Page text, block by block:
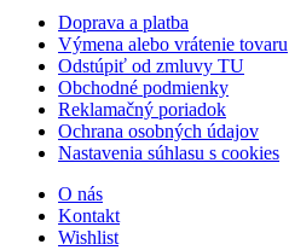
Doprava a platba
Výmena alebo vrátenie tovaru
Odstúpiť od zmluvy TU
Obchodné podmienky
Reklamačný poriadok
Ochrana osobných údajov
Nastavenia súhlasu s cookies
O nás
Kontakt
Wishlist